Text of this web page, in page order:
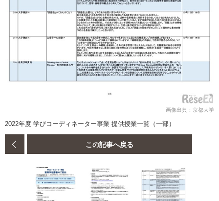
画像出典：京都大学
2022年度 学びコーディネーター事業 提供授業一覧（一部）
この記事へ戻る